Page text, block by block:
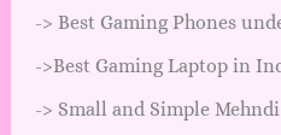
-> Best Gaming Phones
->Best Gaming Laptop in
-> Small and Simple